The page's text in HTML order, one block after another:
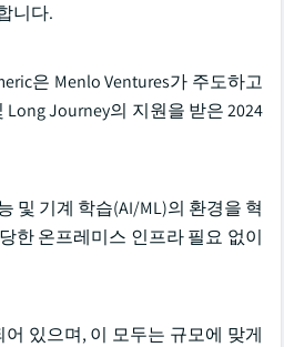
니다.
은 Menlo Ventures가 주도하고
Long Journey의 지원을 받은 2024
및 기계 학습(AI/ML)의 환경을 혁
한 온프레미스 인프라 필요 없이
있으며, 이 모두는 규모에 맞게